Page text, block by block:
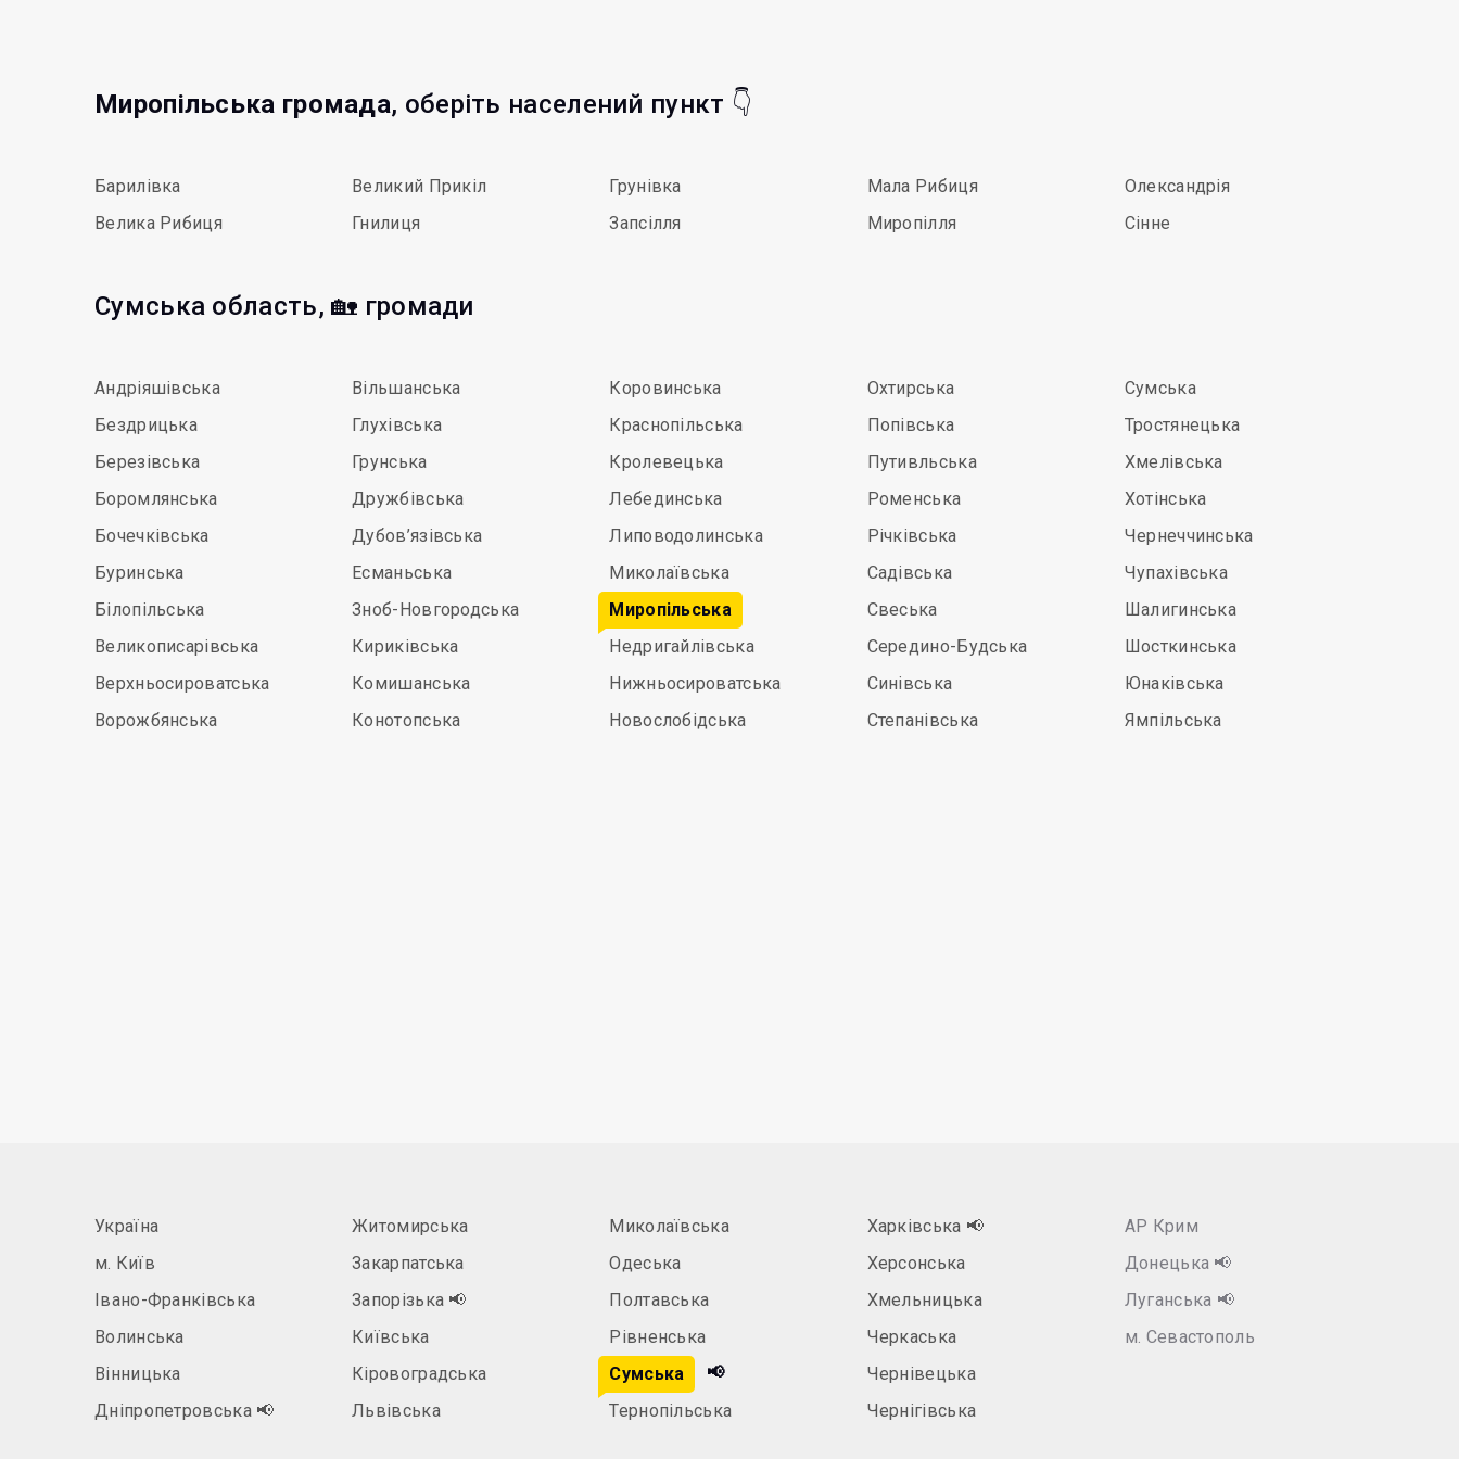
Миропільська громада, оберіть населений пункт 👇
Барилівка
Велика Рибиця
Великий Прикіл
Гнилиця
Грунівка
Запсілля
Мала Рибиця
Миропілля
Олександрія
Сінне
Сумська область, 🏡 громади
Андріяшівська
Бездрицька
Березівська
Боромлянська
Бочечківська
Буринська
Білопільська
Великописарівська
Верхньосироватська
Ворожбянська
Вільшанська
Глухівська
Грунська
Дружбівська
Дубов’язівська
Есманьська
Зноб-Новгородська
Кириківська
Комишанська
Конотопська
Коровинська
Краснопільська
Кролевецька
Лебединська
Липоводолинська
Миколаївська
Миропільська
Недригайлівська
Нижньосироватська
Новослобідська
Охтирська
Попівська
Путивльська
Роменська
Річківська
Садівська
Свеська
Середино-Будська
Синівська
Степанівська
Сумська
Тростянецька
Хмелівська
Хотінська
Чернеччинська
Чупахівська
Шалигинська
Шосткинська
Юнаківська
Ямпільська
Україна
м. Київ
Івано-Франківська
Волинська
Вінницька
Дніпропетровська 📢
Житомирська
Закарпатська
Запорізька 📢
Київська
Кіровоградська
Львівська
Миколаївська
Одеська
Полтавська
Рівненська
Сумська
📢
Тернопільська
Харківська 📢
Херсонська
Хмельницька
Черкаська
Чернівецька
Чернігівська
АР Крим
Донецька 📢
Луганська 📢
м. Севастополь